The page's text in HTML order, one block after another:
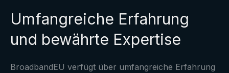
Umfangreiche Erfahrung
und bewährte Expertise
BroadbandEU verfügt über umfangreiche Erfahrung